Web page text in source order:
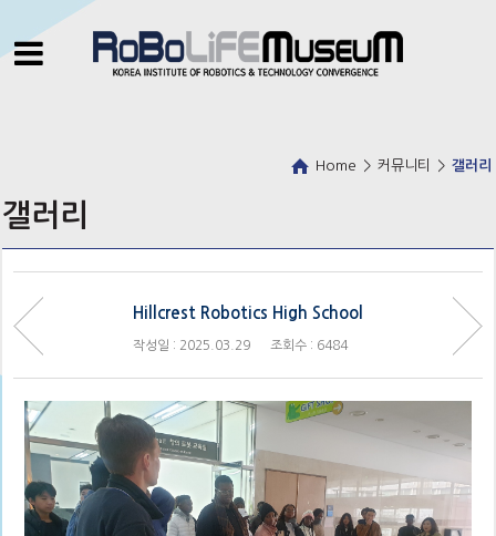
Home > 커뮤니티 > 갤러리
갤러리
Hillcrest Robotics High School
작성일 : 2025.03.29 조회수 : 6484